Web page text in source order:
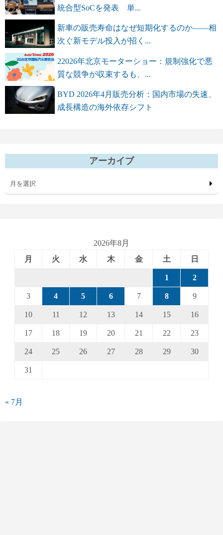
統合型SoCを発表 単...
新車の販売寿命はなぜ短期化するのか――相
次ぐ新モデル投入が招く...
22026年北京モーターショー：規制強化で悪
質な競争が収束するも、...
BYD 2026年4月販売分析：国内市場の失速、
成長構造の海外依存シフト
アーカイブ
月を選択
2026年8月
月
火 水 木 金 土 日
1 2
3 4 5 6 7 8 9
10 11 12 13 14 15 16
17 18 19 20 21 22 23
24 25 26 27 28 29 30
31
« 7月